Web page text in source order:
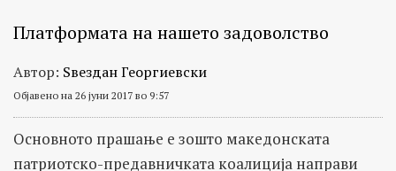
Платформата на нашето задоволство
Автор: Ѕвездан Георгиевски
Објавено на 26 јуни 2017 во 9:57
Основното прашање е зошто македонската
патриотско-предавничката коалиција направи